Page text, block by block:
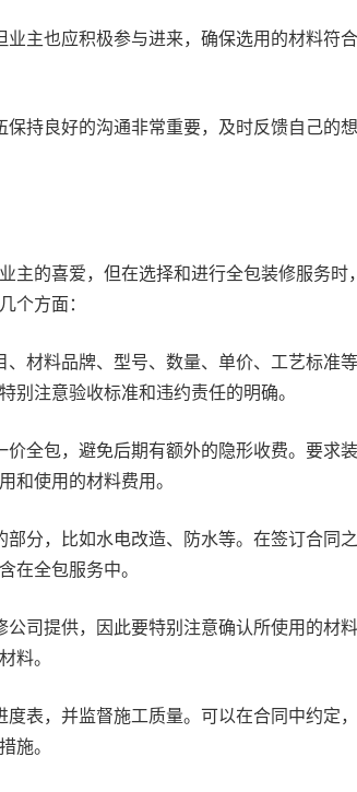
主也应积极参与进来，确保选用的材料符
保持良好的沟通非常重要，及时反馈自己的
主的喜爱，但在选择和进行全包装修服务时
个方面：
、材料品牌、型号、数量、单价、工艺标准
别注意验收标准和违约责任的明确。
价全包，避免后期有额外的隐形收费。要求
和使用的材料费用。
分，比如水电改造、防水等。在签订合同之
在全包服务中。
公司提供，因此要特别注意确认所使用的材
料。
度表，并监督施工质量。可以在合同中约定
施。